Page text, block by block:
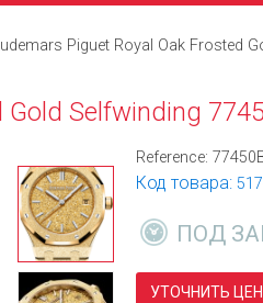
Piguet Royal Oak Frosted
Selfwinding
Reference:
Код товара:
ПОД
УТОЧНИТЬ